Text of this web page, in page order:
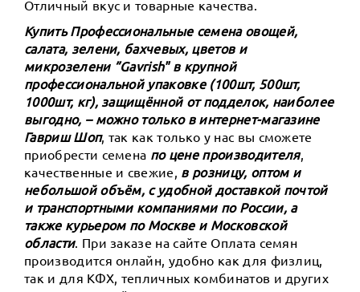
Отличный вкус и товарные качества.
Купить Профессиональные семена овощей,
салата, зелени, бахчевых, цветов и
микрозелени ”Gavrish" в крупной
профессиональной упаковке (100шт, 500шт,
1000шт, кг), защищённой от подделок, наиболее
выгодно, – можно только в интернет-магазине
Гавриш Шоп, так как только у нас вы сможете
приобрести семена по цене производителя,
качественные и свежие, в розницу, оптом и
небольшой объём, с удобной доставкой почтой
и транспортными компаниями по России, а
также курьером по Москве и Московской
области. При заказе на сайте Оплата семян
производится онлайн, удобно как для физлиц,
так и для КФХ, тепличных комбинатов и других